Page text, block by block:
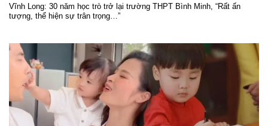
Vĩnh Long: 30 năm học trò trở lại trường THPT Bình Minh, “Rất ấn
tượng, thể hiện sự trân trọng…”